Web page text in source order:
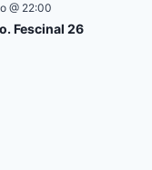
@ 22:00
Fescinal 26